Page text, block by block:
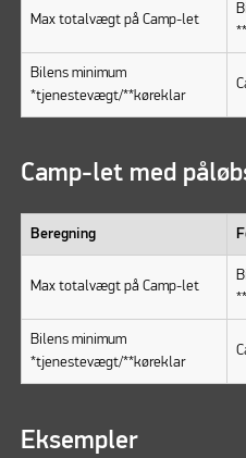
Max totalvægt på Camp-let
Bilens minimum
*tjenestevægt/**køreklar
Camp-let med
Beregning
Max totalvægt på Camp-let
Bilens minimum
*tjenestevægt/**køreklar
Eksempler